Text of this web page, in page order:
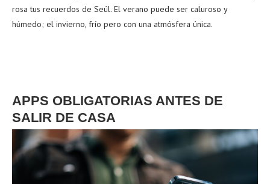
rosa tus recuerdos de Seúl. El verano puede ser caluroso y
húmedo; el invierno, frío pero con una atmósfera única.
APPS OBLIGATORIAS ANTES DE
SALIR DE CASA